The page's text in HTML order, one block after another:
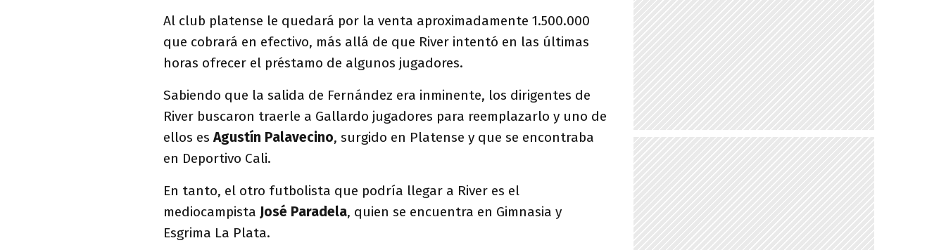
Al club platense le quedará por la venta aproximadamente 1.500.000
que cobrará en efectivo, más allá de que River intentó en las últimas
horas ofrecer el préstamo de algunos jugadores.
Sabiendo que la salida de Fernández era inminente, los dirigentes de
River buscaron traerle a Gallardo jugadores para reemplazarlo y uno de
ellos esAgustín Palavecino, surgido en Platense y que se encontraba
en Deportivo Cali.
En tanto, el otro futbolista que podría llegar a River es el
mediocampista José Paradela, quien se encuentra en Gimnasia y
Esgrima La Plata.